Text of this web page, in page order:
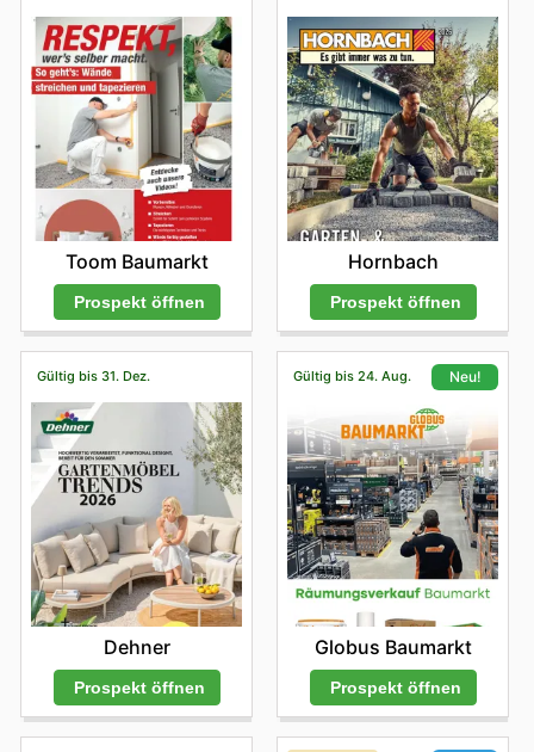
garantiert authentischen Produkten und regelmäßigen
Verkaufsaktionen der führenden Markenhersteller. Es
lohnt sich, die neuesten Angebote online zu erkunden
und sich über Produktneuheiten sowie zeitlich
begrenzte Rabatte auf dem Laufenden zu halten.
Finden Sie Ihre Lieblingsmarken bei ZG Raiffeisen –
entdecken Sie noch heute deren Online-Angebote.
Toom Baumarkt
Prospekt öffnen
Hornbach
Prospekt öffnen
Gültig bis 31. Dez.
Dehner
Prospekt öffnen
Gültig bis 24. Aug. Neu!
Globus Baumarkt
Prospekt öffnen